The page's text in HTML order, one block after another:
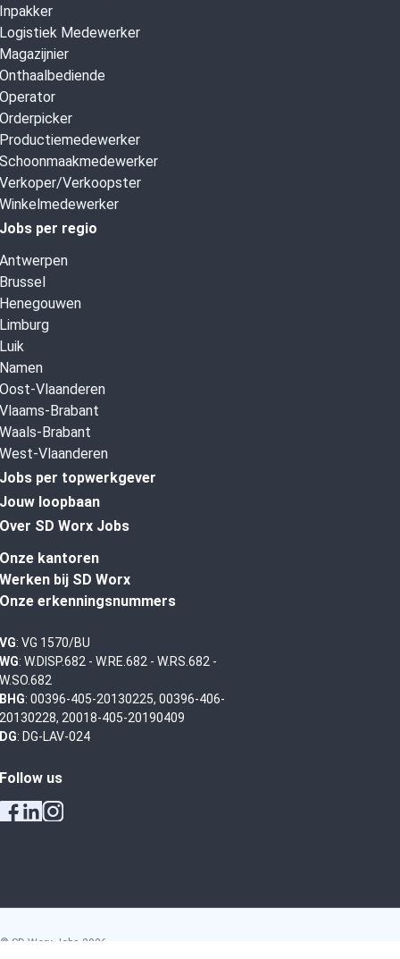
Inpakker
Logistiek Medewerker
Magazijnier
Onthaalbediende
Operator
Orderpicker
Productiemedewerker
Schoonmaakmedewerker
Verkoper/Verkoopster
Winkelmedewerker
Jobs per regio
Antwerpen
Brussel
Henegouwen
Limburg
Luik
Namen
Oost-Vlaanderen
Vlaams-Brabant
Waals-Brabant
West-Vlaanderen
Jobs per topwerkgever
Jouw loopbaan
Over SD Worx Jobs
Onze kantoren
Werken bij SD Worx
Onze erkenningsnummers
VG: VG 1570/BU
WG: W.DISP.682 - W.RE.682 - W.RS.682 -
W.SO.682
BHG: 00396-405-20130225, 00396-406-
20130228, 20018-405-20190409
DG: DG-LAV-024
Follow us
© SD Worx Jobs 2026